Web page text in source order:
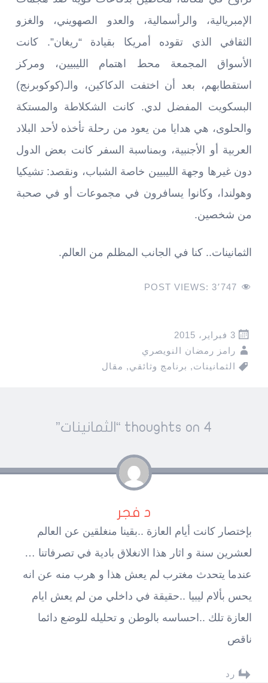
الإمبريالية، والرأسمالية، والعدو الصهويني، والغزو
الثقافي الذي تقوده أمريكا بقيادة “ريغان”. كانت
الأسواق المجمعة محط اهتمام الليبيين، ومركز
استقطابهم، بعد أن اختفت الدكاكين، والـ(كوكوبرنج)
البسكويت المفضل لدي. كانت الشكلاطة والمستكة
والحلوى، هي هدايا من يعود من رحلة تأخذه لأحد البلاد
العربية أو الأجنبية، وبمناسبة السفر كانت بعض الدول
دون غيرها وجهة الليبيين خاصة الشباب، ونقصد: تشيكيا
وهولندا، وكانوا يسافرون في مجموعات أو في صحبة
من شخصين.
الثمانينات.. كنا في الجانب المظلم من العالم.
POST VIEWS: 3٬747
3 فبراير، 2015
رامز رمضان النويصري
الثمانينات, برنامج وثائقي, مقال
Post
navigation
4 thoughts on “ الثمانينات”
د فجر
بإختصار كانت أيام العازة ..بقينا منغلقين عن العالم
لعشرين سنة و اثار هذا الانغلاق بادية في تصرفاتنا …
عندما يتحدث مغترب لم يعش هذا و هرب منه عن انه
يحس بألام ليبيا ..حقيقة في داخلي من لم يعش ايام
العازة تلك ..احساسه بالوطن و تحليله للوضع دائما
ناقص
رد